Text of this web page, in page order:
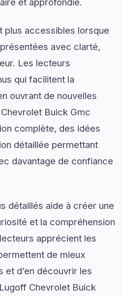
plus accessibles lorsque
avec clarté,
Les lecteurs
qui facilitent la
ouvrant de nouvelles
Buick Gmc
complète, des idées
détaillée permettant
davantage de confiance
détaillés aide à créer une
et la compréhension
apprécient les
de mieux
et d’en découvrir les
Chevrolet Buick